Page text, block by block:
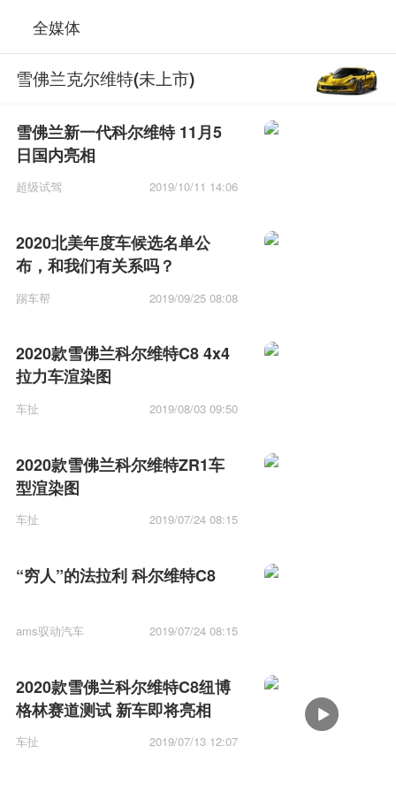
全媒体
雪佛兰克尔维特(未上市)
雪佛兰新一代科尔维特 11月5
日国内亮相
超级试驾 2019/10/11 14:06
2020北美年度车候选名单公
布，和我们有关系吗？
踢车帮 2019/09/25 08:08
2020款雪佛兰科尔维特C8 4x4
拉力车渲染图
车扯 2019/08/03 09:50
2020款雪佛兰科尔维特ZR1车
型渲染图
车扯 2019/07/24 08:15
“穷人”的法拉利 科尔维特C8
ams驭动汽车 2019/07/24 08:15
2020款雪佛兰科尔维特C8纽博
格林赛道测试 新车即将亮相
车扯 2019/07/13 12:07